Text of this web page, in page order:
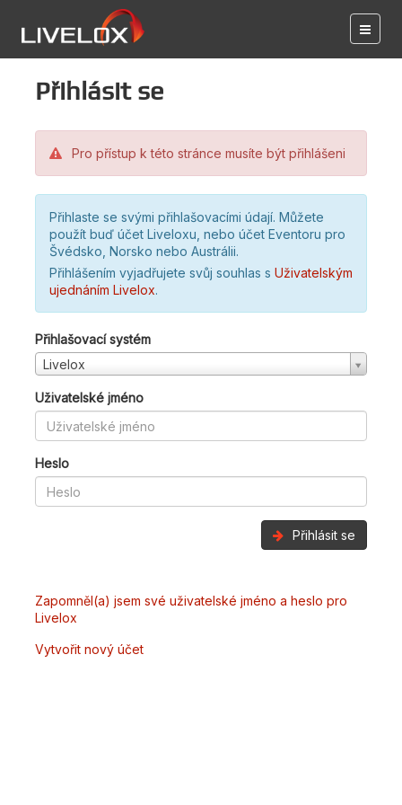
Přihlásit se
Pro přístup k této stránce musíte být přihlášeni
Přihlaste se svými přihlašovacími údají. Můžete
použít buď účet Liveloxu, nebo účet Eventoru pro
Švédsko, Norsko nebo Austrálii.
Přihlášením vyjadřujete svůj souhlas s Uživatelským
ujednáním Livelox.
Přihlašovací systém
Livelox
Uživatelské jméno
Heslo
Přihlásit se
Zapomněl(a) jsem své uživatelské jméno a heslo pro
Livelox
Vytvořit nový účet